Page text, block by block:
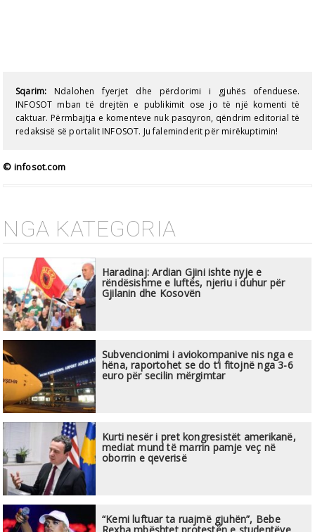
Sqarim: Ndalohen fyerjet dhe përdorimi i gjuhës ofenduese.
INFOSOT mban të drejtën e publikimit ose jo të një komenti të
caktuar. Përmbajtja e komenteve nuk pasqyron, qëndrim editorial të
redaksisë së portalit INFOSOT. Ju faleminderit për mirëkuptimin!
© infosot.com
NGA KATEGORIA
Haradinaj: Ardian Gjini ishte nyje e
rëndësishme e luftës, njeriu i duhur për
Gjilanin dhe Kosovën
Subvencionimi i aviokompanive nis nga e
hëna, raportohet se do t’i fitojnë nga 3-6
euro për secilin mërgimtar
Kurti nesër i pret kongresistët amerikanë,
mediat mund të marrin pamje veç në
oborrin e qeverisë
“Kemi luftuar ta ruajmë gjuhën”, Bebe